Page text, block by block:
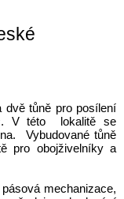
dvě tůně pro posílení
V této lokalitě se
Vybudované tůně
pro obojživelníky a
mechanizace,